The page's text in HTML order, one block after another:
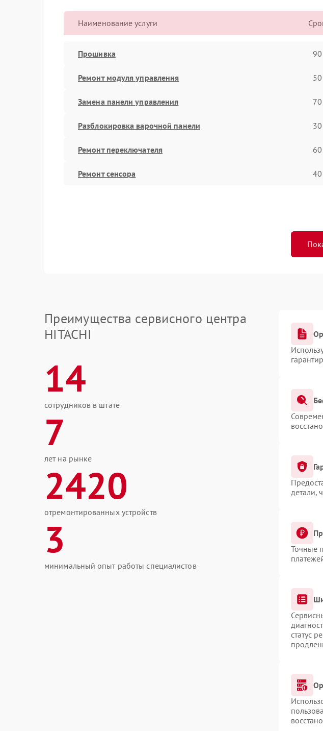
Наименование услуги
Прошивка
Ремонт модуля управления
Замена панели управления
Разблокировка варочной панели
Ремонт переключателя
Ремонт сенсора
Преимущества сервисного центра
HITACHI
14
сотрудников в штате
7
лет на рынке
2420
отремонтированных устройств
3
минимальный опыт работы специалистов
детали,
Точные
статус